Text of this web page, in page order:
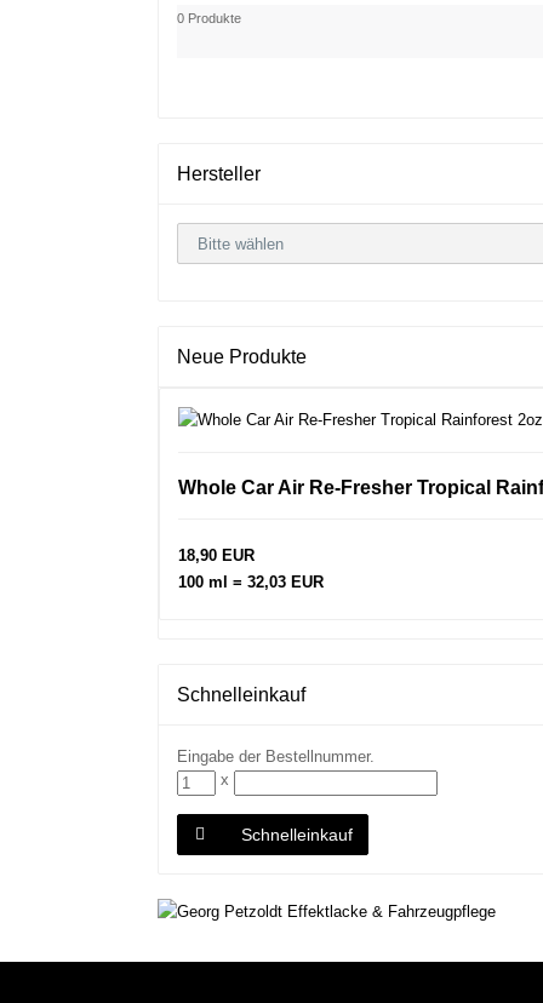
0 Produkte
Hersteller
Neue Produkte
Whole Car Air Re-Fresher Tropical
18,90 EUR
100 ml = 32,03 EUR
Schnelleinkauf
Eingabe der Bestellnummer.
x
Schnelleinkauf